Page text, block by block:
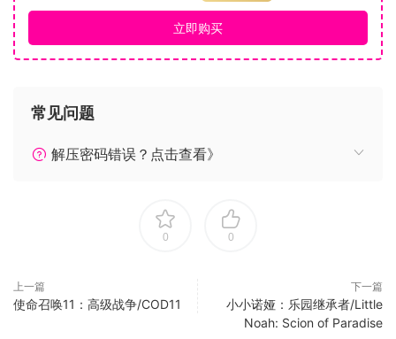
立即购买
常见问题
解压密码错误？点击查看》
0 0
上一篇
使命召唤11：高级战争/COD11
下一篇
小小诺娅：乐园继承者/Little
Noah: Scion of Paradise